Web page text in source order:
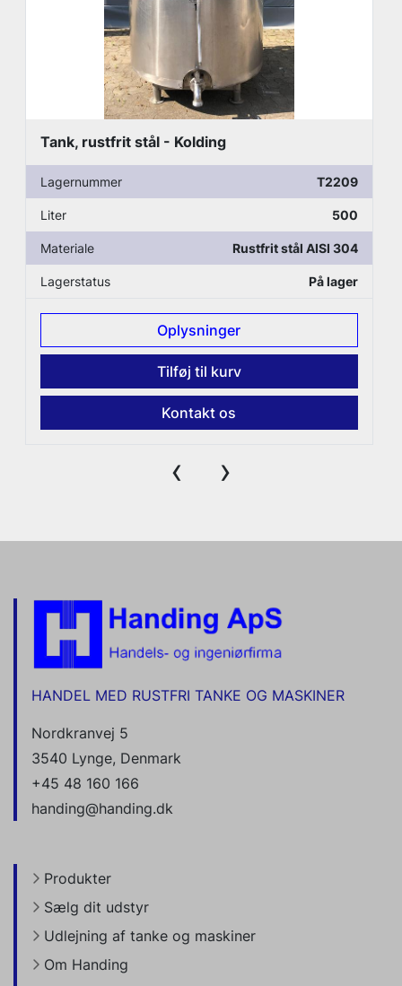
Tank, rustfrit stål - Kolding
Lagernummer T2209
Liter 500
Materiale Rustfrit stål AISI 304
Lagerstatus På lager
Oplysninger
Tilføj til kurv
Kontakt os
‹ ›
HANDEL MED RUSTFRI TANKE OG MASKINER
Nordkranvej 5
3540 Lynge, Denmark
+45 48 160 166
handing@handing.dk
Produkter
Sælg dit udstyr
Udlejning af tanke og maskiner
Om Handing